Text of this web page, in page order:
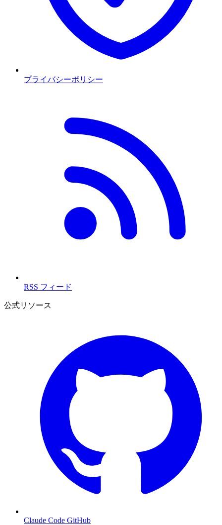
プライバシーポリシー
RSS フィード
公式リソース
Claude Code GitHub